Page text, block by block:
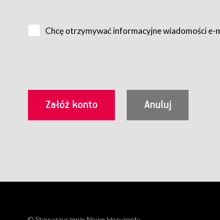
Usługobiorca przed rozpoczęciem korzystania z
utrwalenie i wydrukowanie.
§ 3
Korzystanie ze wszystkich aplikacji Serwisu może być
Chcę otrzymywać informacyjne wiadomości e-